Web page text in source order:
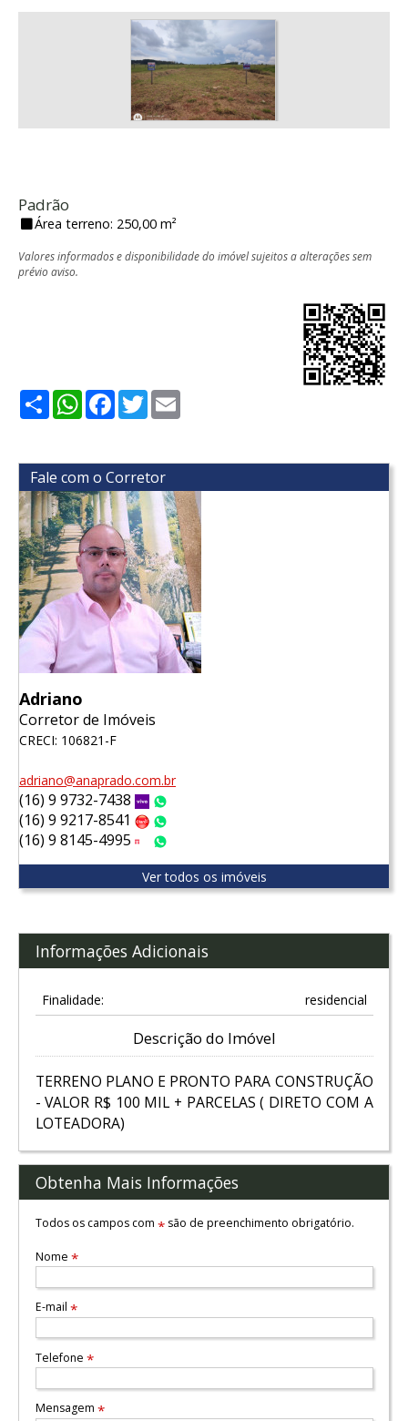
Padrão
Área terreno: 250,00 m²
Valores informados e disponibilidade do imóvel sujeitos a alterações sem
prévio aviso.
ShareWhatsApp
Facebook
Twitter
Fale com o Corretor
Adriano
Corretor de Imóveis
CRECI: 106821-F
adriano@anaprado.com.br
(16) 9 9732-7438 Vivo
(16) 9 9217-8541 Claro
(16) 9 8145-4995 Tim
Ver todos os imóveis
Informações Adicionais
Finalidade: residencial
Descrição do Imóvel
TERRENO PLANO E PRONTO PARA CONSTRUÇÃO
- VALOR R$ 100 MIL + PARCELAS ( DIRETO COM A
LOTEADORA)
Obtenha Mais Informações
Todos os campos com *são de preenchimento obrigatório.
Nome *
E-mail *
Telefone *
Mensagem *